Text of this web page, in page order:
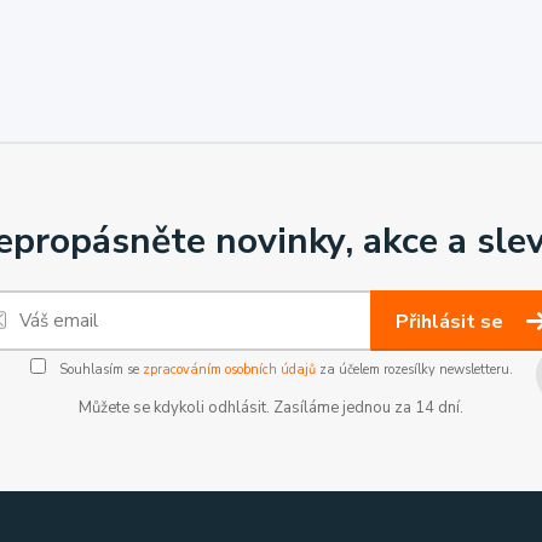
novinky, akce a
Přihlásit se
Souhlasím se zpracováním osobních údajůza účelem rozesílky newsletteru.
Můžete se kdykoli odhlásit. Zasíláme jednou za 14 dní.